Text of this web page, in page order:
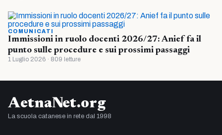
COMUNICATI
Immissioni in ruolo docenti 2026/27: Anief fa il
punto sulle procedure e sui prossimi passaggi
1 Luglio 2026 · 809 letture
AetnaNet.org
La scuola catanese in rete dal 1998